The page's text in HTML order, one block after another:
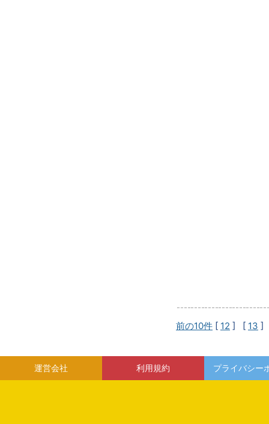
前の10件 [ 12 ] [ 13 ]
運営会社 利用規約 プライバシー